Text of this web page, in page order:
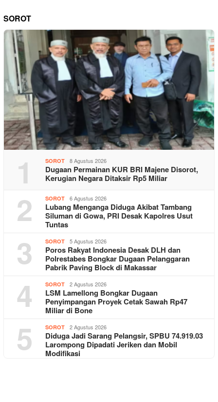
SOROT
1 SOROT 8 Agustus 2026
Dugaan Permainan KUR BRI Majene Disorot,
Kerugian Negara Ditaksir Rp5 Miliar
2 SOROT 6 Agustus 2026
Lubang Menganga Diduga Akibat Tambang
Siluman di Gowa, PRI Desak Kapolres Usut
Tuntas
3 SOROT 5 Agustus 2026
Poros Rakyat Indonesia Desak DLH dan
Polrestabes Bongkar Dugaan Pelanggaran
Pabrik Paving Block di Makassar
4 SOROT 2 Agustus 2026
LSM Lamellong Bongkar Dugaan
Penyimpangan Proyek Cetak Sawah Rp47
Miliar di Bone
5 SOROT 2 Agustus 2026
Diduga Jadi Sarang Pelangsir, SPBU 74.919.03
Larompong Dipadati Jeriken dan Mobil
Modifikasi